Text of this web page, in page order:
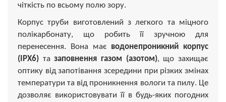
чіткість по всьому полю зору.
Корпус труби виготовлений з легкого та міцного
полікарбонату, що робить її зручною для
перенесення. Вона має водонепроникний корпус
(IPX6) тазаповнення газом (азотом), що захищає
оптику від запотівання зсередини при різких змінах
температури та від проникнення вологи та пилу. Це
дозволяє використовувати її в будь-яких погодних